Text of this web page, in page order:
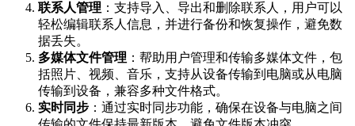
联系人管理 ：支持导入、导出和删除联系人，用户可以
轻松编辑联系人信息，并进行备份和恢复操作，避免数
据丢失。
多媒体文件管理 ：帮助用户管理和传输多媒体文件，包
括照片、视频、音乐，支持从设备传输到电脑或从电脑
传输到设备，兼容多种文件格式。
实时同步 ：通过实时同步功能，确保在设备与电脑之间